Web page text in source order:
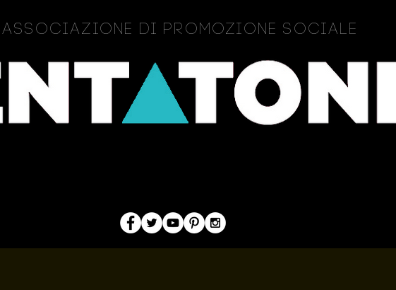
Associazione Di Promozione Sociale